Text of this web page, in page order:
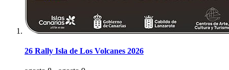
26 Rally Isla de Los Volcanes 2026